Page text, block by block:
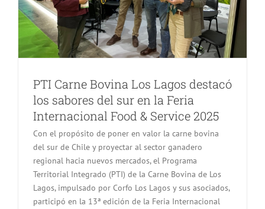
PTI Carne Bovina Los Lagos destacó
los sabores del sur en la Feria
Internacional Food & Service 2025
Con el propósito de poner en valor la carne bovina
del sur de Chile y proyectar al sector ganadero
regional hacia nuevos mercados, el Programa
Territorial Integrado (PTI) de la Carne Bovina de Los
Lagos, impulsado por Corfo Los Lagos y sus asociados,
participó en la 13ª edición de la Feria Internacional